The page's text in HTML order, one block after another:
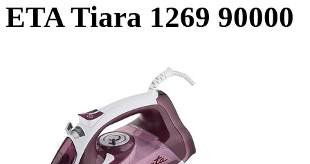
ETA Tiara 1269 90000